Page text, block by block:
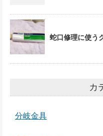
蛇口修理に使う
カ
分岐金具